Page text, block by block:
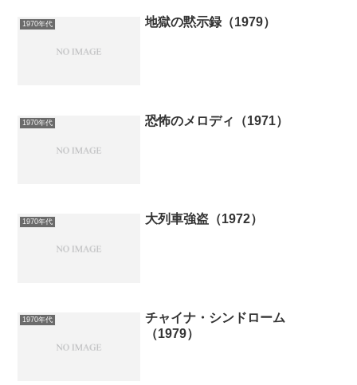
1970年代 地獄の黙示録（1979）
1970年代 恐怖のメロディ（1971）
1970年代 大列車強盗（1972）
1970年代
チャイナ・シンドローム
（1979）